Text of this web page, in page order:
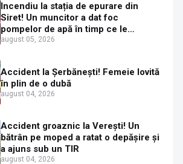
Incendiu la stația de epurare din
Siret! Un muncitor a dat foc
pompelor de apă în timp ce le
alimenta cu combustibil
august 05, 2026
Accident la Șerbănești! Femeie lovită
în plin de o dubă
august 04, 2026
Accident groaznic la Verești! Un
bătrân pe moped a ratat o depășire și
a ajuns sub un TIR
august 04, 2026